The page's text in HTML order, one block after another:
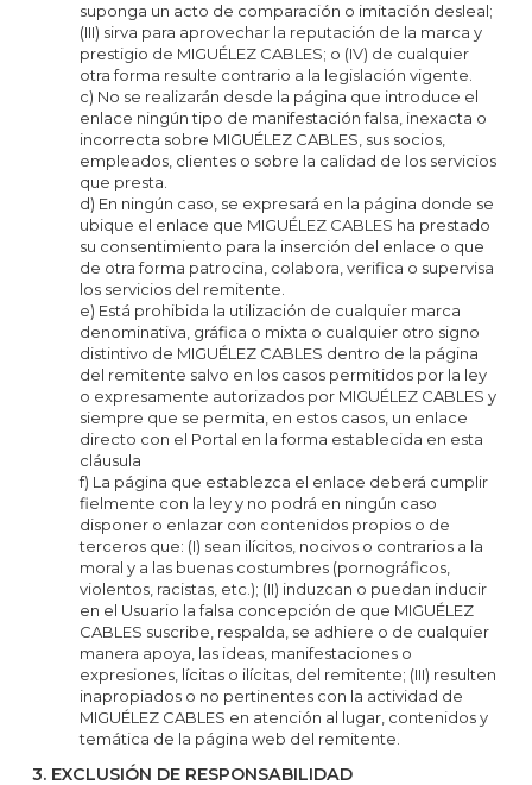
suponga un acto de comparación o imitación desleal;
(III) sirva para aprovechar la reputación de la marca y
prestigio de MIGUÉLEZ CABLES; o (IV) de cualquier
otra forma resulte contrario a la legislación vigente.
c) No se realizarán desde la página que introduce el
enlace ningún tipo de manifestación falsa, inexacta o
incorrecta sobre MIGUÉLEZ CABLES, sus socios,
empleados, clientes o sobre la calidad de los servicios
que presta.
d) En ningún caso, se expresará en la página donde se
ubique el enlace que MIGUÉLEZ CABLES ha prestado
su consentimiento para la inserción del enlace o que
de otra forma patrocina, colabora, verifica o supervisa
los servicios del remitente.
e) Está prohibida la utilización de cualquier marca
denominativa, gráfica o mixta o cualquier otro signo
distintivo de MIGUÉLEZ CABLES dentro de la página
del remitente salvo en los casos permitidos por la ley
o expresamente autorizados por MIGUÉLEZ CABLES y
siempre que se permita, en estos casos, un enlace
directo con el Portal en la forma establecida en esta
cláusula
f) La página que establezca el enlace deberá cumplir
fielmente con la ley y no podrá en ningún caso
disponer o enlazar con contenidos propios o de
terceros que: (I) sean ilícitos, nocivos o contrarios a la
moral y a las buenas costumbres (pornográficos,
violentos, racistas, etc.); (II) induzcan o puedan inducir
en el Usuario la falsa concepción de que MIGUÉLEZ
CABLES suscribe, respalda, se adhiere o de cualquier
manera apoya, las ideas, manifestaciones o
expresiones, lícitas o ilícitas, del remitente; (III) resulten
inapropiados o no pertinentes con la actividad de
MIGUÉLEZ CABLES en atención al lugar, contenidos y
temática de la página web del remitente.
3. EXCLUSIÓN DE RESPONSABILIDAD